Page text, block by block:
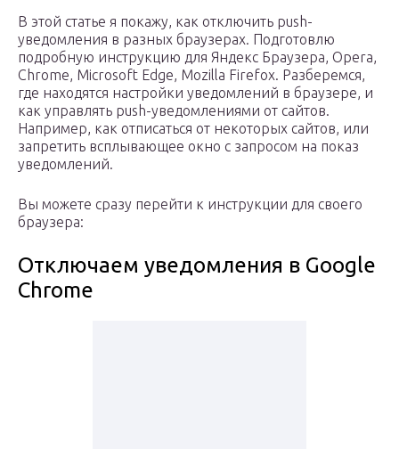
В этой статье я покажу, как отключить push-
уведомления в разных браузерах. Подготовлю
подробную инструкцию для Яндекс Браузера, Opera,
Chrome, Microsoft Edge, Mozilla Firefox. Разберемся,
где находятся настройки уведомлений в браузере, и
как управлять push-уведомлениями от сайтов.
Например, как отписаться от некоторых сайтов, или
запретить всплывающее окно с запросом на показ
уведомлений.
Вы можете сразу перейти к инструкции для своего
браузера:
Отключаем уведомления в Google
Chrome